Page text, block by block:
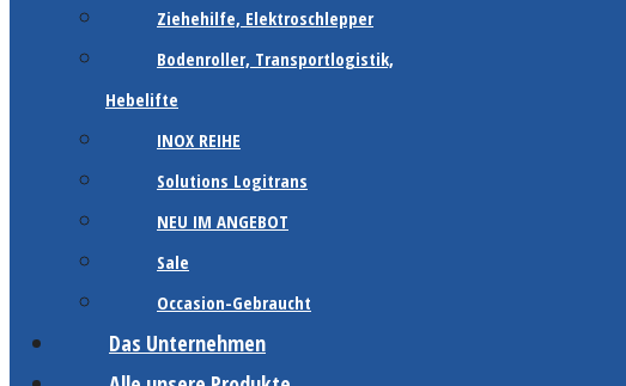
Ziehehilfe, Elektroschlepper
Bodenroller, Transportlogistik,
Hebelifte
INOX REIHE
Solutions Logitrans
NEU IM ANGEBOT
Sale
Occasion-Gebraucht
Das Unternehmen